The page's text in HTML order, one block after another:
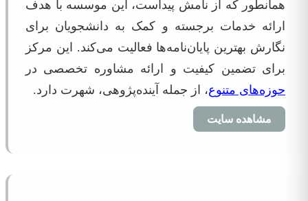
همانطور که از نامش پیداست، این موسسه با هدف
ارائه خدمات برجسته و کمک به دانشجویان برای
نگارش بهترین پایان‌نامه‌ها فعالیت می‌کند. این مرکز
برای تضمین کیفیت و ارائه مشاوره تخصصی در
حوزه‌های متنوع، از جمله آینده‌پژوهی، شهرت دارد.
مشاهده سایت